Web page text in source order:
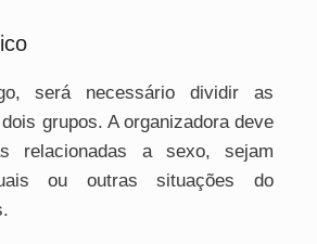
será necessário dividir as
grupos. A organizadora deve
relacionadas a sexo, sejam
ou outras situações do